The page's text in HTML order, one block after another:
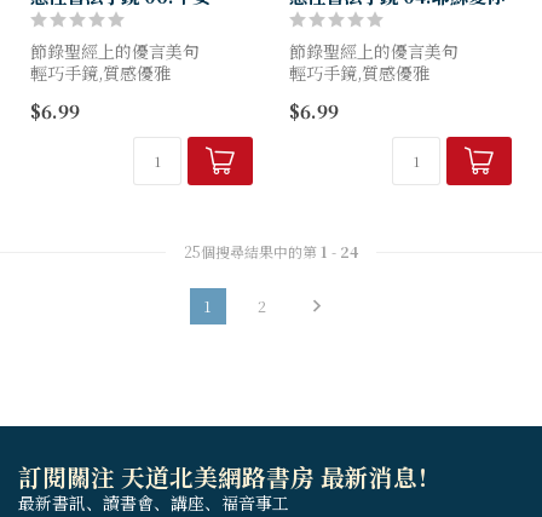
節錄聖經上的優言美句
輕巧手鏡,質感優雅
為台灣所設計的中文版)
$6.99
節錄聖經上的優言美句
輕巧手鏡,質感優雅
為台灣所設計的中文版)
$6.99
25個搜尋結果中的第 1 - 24
1 2
訂閱關注 天道北美網路書房 最新消息！
最新書訊、讀書會、講座、福音事工